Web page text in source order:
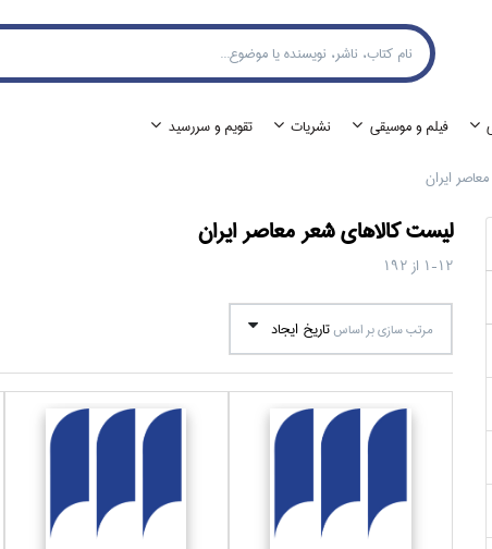
فيلم و موسيقي نشريات
تقويم و سررسيد
ايران
ليست کالا‌هايشعر معاصر ايران
1-12 از 192
مرتب سازي بر اساس تاريخ ايجاد